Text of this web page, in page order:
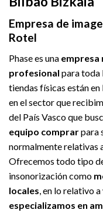
Empresa de
Rotel
Phase es una empresa
profesional para toda
tiendas físicas están
en el sector que
del País Vasco que
equipo comprarpara
normalmente relativas
Ofrecemos todo tipo
insonorización como
locales , en lo relativo
especializamos en